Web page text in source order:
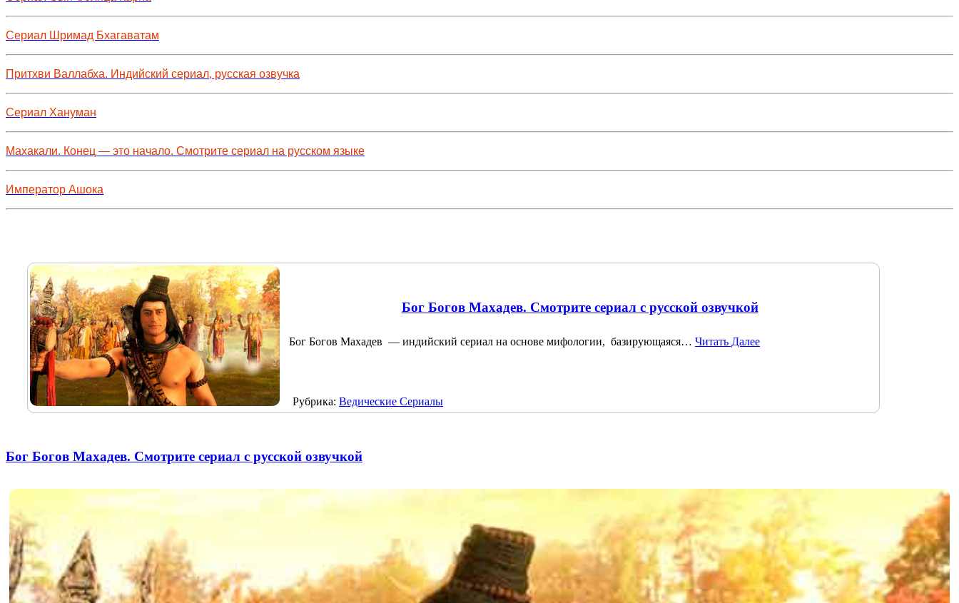
Сериал Шримад Бхагаватам
Притхви Валлабха. Индийский сериал, русская озвучка
Сериал Хануман
Махакали. Конец — это начало. Смотрите сериал на русском языке
Император Ашока
Бог Богов Махадев. Смотрите сериал с русской озвучкой
Бог Богов Махадев — индийский сериал на основе мифологии, базирующаяся… Читать Далее
Рубрика: Ведические Сериалы
Бог Богов Махадев. Смотрите сериал с русской озвучкой